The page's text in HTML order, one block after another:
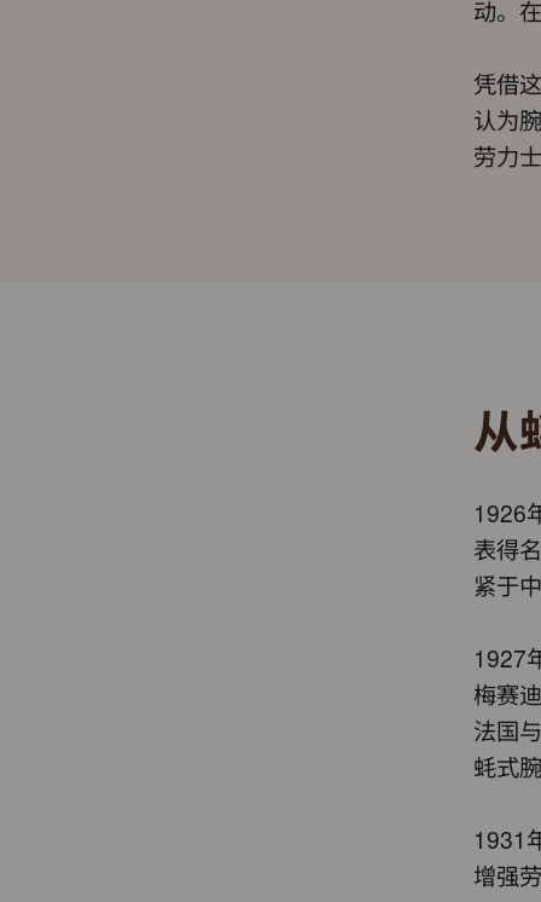
动。
凭借
认为
劳力
从
1926
表得
紧于
1927
梅赛
法国
蚝式
1931
增强